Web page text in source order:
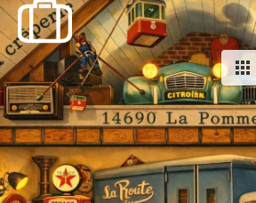
Restaurants